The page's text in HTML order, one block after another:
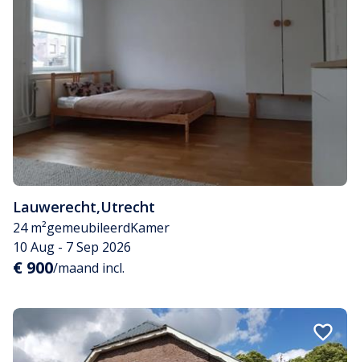
Lauwerecht,Utrecht
24 m²gemeubileerdKamer
10 Aug - 7 Sep 2026
€ 900/maand incl.